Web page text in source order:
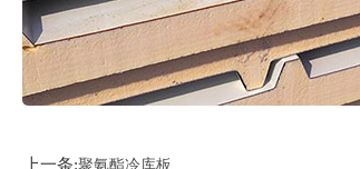
上一条:聚氨酯冷库板